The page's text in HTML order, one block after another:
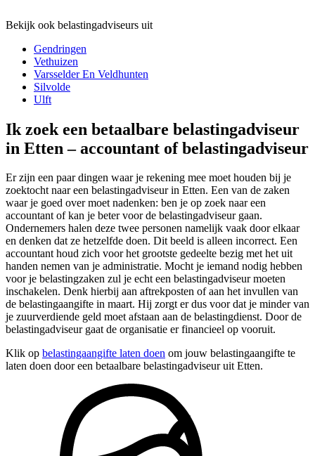
Bekijk ook belastingadviseurs uit
Gendringen
Vethuizen
Varsselder En Veldhunten
Silvolde
Ulft
Ik zoek een betaalbare belastingadviseur
in Etten – accountant of belastingadviseur
Er zijn een paar dingen waar je rekening mee moet houden bij je
zoektocht naar een belastingadviseur in Etten. Een van de zaken
waar je goed over moet nadenken: ben je op zoek naar een
accountant of kan je beter voor de belastingadviseur gaan.
Ondernemers halen deze twee personen namelijk vaak door elkaar
en denken dat ze hetzelfde doen. Dit beeld is alleen incorrect. Een
accountant houd zich voor het grootste gedeelte bezig met het uit
handen nemen van je administratie. Mocht je iemand nodig hebben
voor je belastingzaken zul je echt een belastingadviseur moeten
inschakelen. Denk hierbij aan aftrekposten of aan het invullen van
de belastingaangifte in maart. Hij zorgt er dus voor dat je minder van
je zuurverdiende geld moet afstaan aan de belastingdienst. Door de
belastingadviseur gaat de organisatie er financieel op vooruit.
Klik op belastingaangifte laten doen om jouw belastingaangifte te
laten doen door een betaalbare belastingadviseur uit Etten.